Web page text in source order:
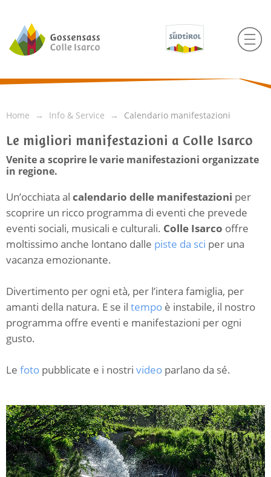
Home Info & Service Calendario manifestazioni
Le migliori manifestazioni a Colle Isarco
Venite a scoprire le varie manifestazioni organizzate
in regione.
Un’occhiata al calendario delle manifestazioni per
scoprire un ricco programma di eventi che prevede
eventi sociali, musicali e culturali. Colle Isarco offre
moltissimo anche lontano dalle piste da sci per una
vacanza emozionante.
Divertimento per ogni età, per l’intera famiglia, per
amanti della natura. E se il tempo è instabile, il nostro
programma offre eventi e manifestazioni per ogni
gusto.
Le foto pubblicate e i nostri video parlano da sé.
C